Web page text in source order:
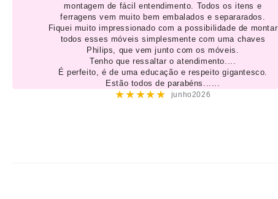
montagem de fácil entendimento. Todos os itens e
ferragens vem muito bem embalados e separarados.
Fiquei muito impressionado com a possibilidade de montar
todos esses móveis simplesmente com uma chaves
Philips, que vem junto com os móveis.
Tenho que ressaltar o atendimento....
É perfeito, é de uma educação e respeito gigantesco.
Estão todos de parabéns......
★★★★★ junho2026